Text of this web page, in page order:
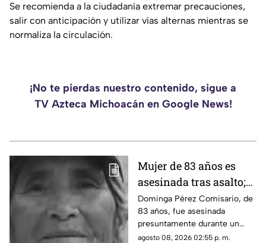
Se recomienda a la ciudadanía extremar precauciones,
salir con anticipación y utilizar vías alternas mientras se
normaliza la circulación.
¡No te pierdas nuestro contenido, sigue a
TV Azteca Michoacán en Google News!
Mujer de 83 años es
asesinada tras asalto;
le robaron los $90 que
había ganado
vendiendo cemitas
Dominga Pérez Comisario, de
83 años, fue asesinada
presuntamente durante un
asalto en Amozoc, Puebla,
agosto 08, 2026 02:55 p. m.